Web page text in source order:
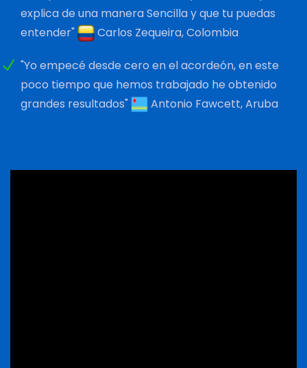
explica de una manera Sencilla y que tu puedas
entender"
Carlos Zequeira, Colombia
"Yo empecé desde cero en el acordeón, en este
poco tiempo que hemos trabajado he obtenido
grandes resultados"
Antonio Fawcett, Aruba